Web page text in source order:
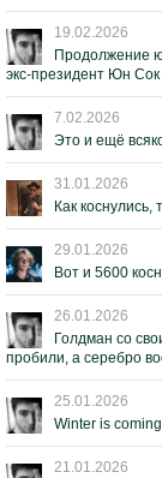
19.02.2026
Продолжение
экс-президент Юн
7.02.2026
Это и ещё
31.01.2026
Как коснулись,
29.01.2026
Вот и 5600
26.01.2026
Голдман со
пробили, а серебро
25.01.2026
Winter is
21.01.2026